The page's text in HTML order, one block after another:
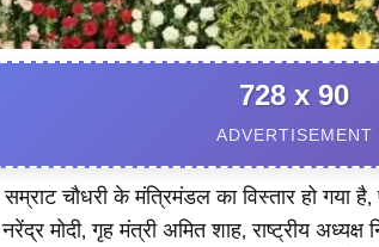
728 x 90
ADVERTISEMENT
चौधरी के मंत्रिमंडल का विस्तार हो
मोदी, गृह मंत्री अमित शाह, राष्ट्रीय अध्यक्ष